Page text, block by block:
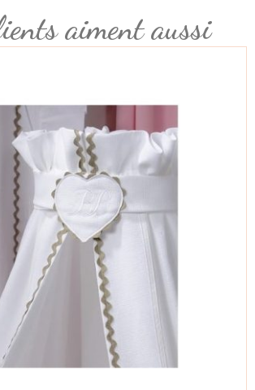
aiment aussi